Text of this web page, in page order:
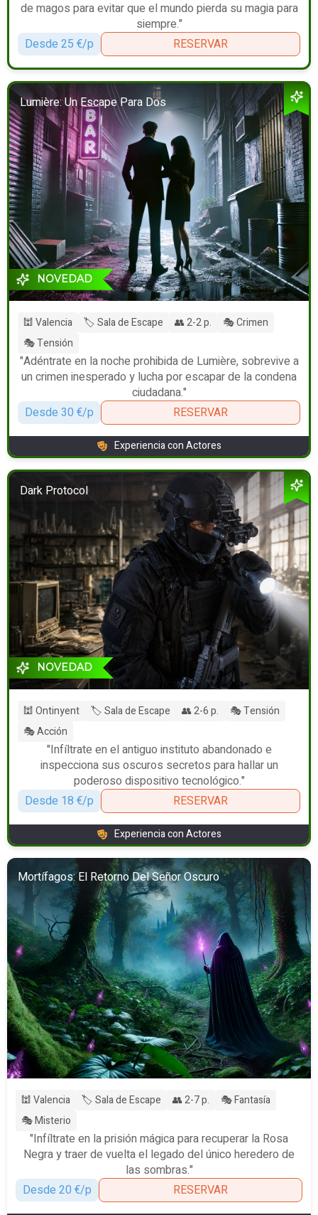
de magos para evitar que el mundo pierda su magia para
siempre."
Desde 25 €/p
RESERVAR
Lumière: Un Escape Para Dos
NOVEDAD
🕍 Valencia 🏷️ Sala de Escape 👥 2-2 p.
🎭 Crimen
🎭 Tensión
"Adéntrate en la noche prohibida de Lumière, sobrevive a
un crimen inesperado y lucha por escapar de la condena
ciudadana."
Desde 30 €/p
RESERVAR
Experiencia con Actores
Dark Protocol
NOVEDAD
🕍 Ontinyent 🏷️ Sala de Escape 👥 2-6 p.
🎭 Tensión
🎭 Acción
"Infíltrate en el antiguo instituto abandonado e
inspecciona sus oscuros secretos para hallar un
poderoso dispositivo tecnológico."
Desde 18 €/p
RESERVAR
Experiencia con Actores
Mortífagos: El Retorno Del Señor Oscuro
🕍 Valencia 🏷️ Sala de Escape 👥 2-7 p.
🎭 Fantasía
🎭 Misterio
"Infíltrate en la prisión mágica para recuperar la Rosa
Negra y traer de vuelta el legado del único heredero de
las sombras."
Desde 20 €/p
RESERVAR